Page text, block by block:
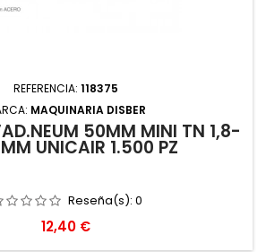
REFERENCIA: 118375
MAQUINARIA DISBER
50MM MINI TN 1,8-
UNICAIR 1.500 PZ
Reseña(s): 0
Precio
12,40 €